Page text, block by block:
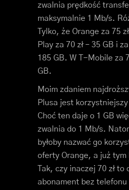
zwalnia prędkość
maksymalnie 1 Mb/s.
Tylko, że Orange za 75
Play za 70 zł – 35 GB i
185 GB. W T-Mobile za
GB.
Moim zdaniem
Plusa jest
Choć ten daje o 1 GB
zwalnia do 1 Mb/s.
byłoby nazwać go
oferty Orange, a już tym
Tak, czy inaczej 70 zł to
abonament bez